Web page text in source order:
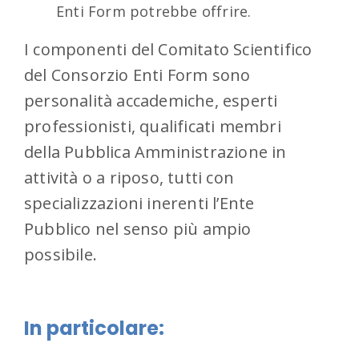
Enti Form potrebbe offrire.
I componenti del Comitato Scientifico
del Consorzio Enti Form sono
personalità accademiche, esperti
professionisti, qualificati membri
della Pubblica Amministrazione in
attività o a riposo, tutti con
specializzazioni inerenti l’Ente
Pubblico nel senso più ampio
possibile.
In particolare: